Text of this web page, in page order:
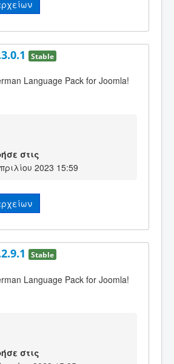
Stable
Language Pack for Joomla!
στις
2023 15:59
Stable
Language Pack for Joomla!
στις